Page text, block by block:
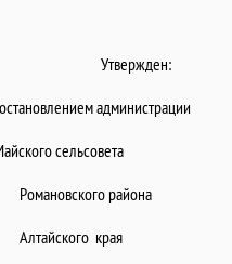
района
края